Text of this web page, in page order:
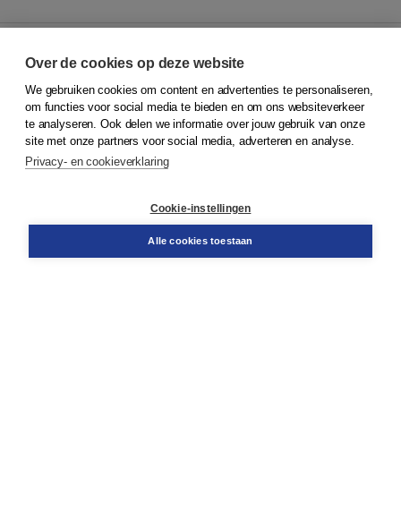
© 2026Koninklijke Boom uitgevers
Klantenservice
Service & informatie
Contact
Over de cookies op deze website
We gebruiken cookies om content en advertenties te personaliseren,
om functies voor social media te bieden en om ons websiteverkeer
te analyseren. Ook delen we informatie over jouw gebruik van onze
site met onze partners voor social media, adverteren en analyse.
Privacy- en cookieverklaring
Cookie-instellingen
Alle cookies toestaan